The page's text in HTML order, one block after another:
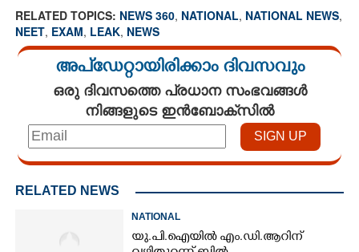
RELATED TOPICS: NEWS 360, NATIONAL, NATIONAL NEWS,
NEET, EXAM, LEAK, NEWS
അപ്ഡേറ്റായിരിക്കാം ദിവസവും
ഒരു ദിവസത്തെ പ്രധാന സംഭവങ്ങൾ
നിങ്ങളുടെ ഇൻബോക്സിൽ
RELATED NEWS
NATIONAL
യു.പി.ഐയിൽ എം.ഡി.ആറിന്